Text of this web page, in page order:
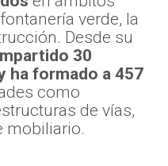
verde, la
Desde su
30
ha formado a 457
como
de vías,
mobiliario.